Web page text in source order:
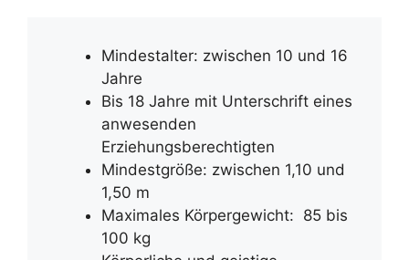
Mindestalter: zwischen 10 und 16
Jahre
Bis 18 Jahre mit Unterschrift eines
anwesenden
Erziehungsberechtigten
Mindestgröße: zwischen 1,10 und
1,50 m
Maximales Körpergewicht: 85 bis
100 kg